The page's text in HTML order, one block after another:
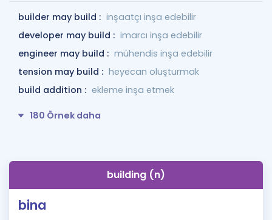
builder may build : inşaatçı inşa edebilir
developer may build : imarcı inşa edebilir
engineer may build : mühendis inşa edebilir
tension may build : heyecan oluşturmak
build addition : ekleme inşa etmek
180 Örnek daha
building (n)
bina